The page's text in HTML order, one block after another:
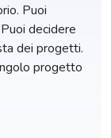
Puoi
decidere
dei progetti.
progetto